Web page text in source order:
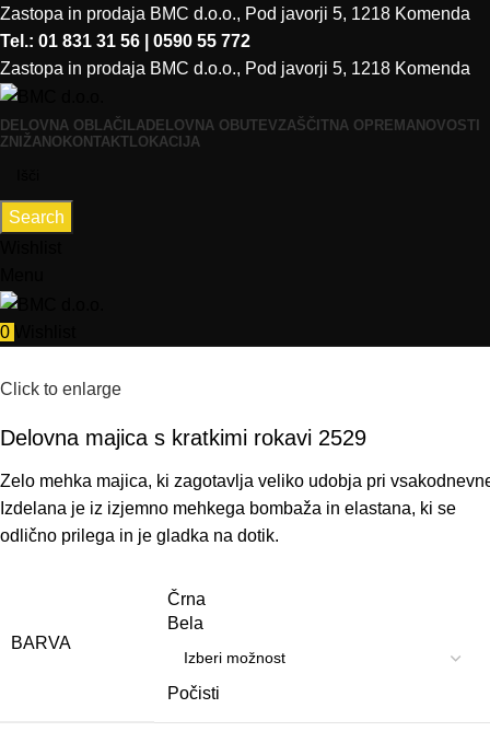
Zastopa in prodaja BMC d.o.o., Pod javorji 5, 1218 Komenda
Tel.: 01 831 31 56 | 0590 55 772
Zastopa in prodaja BMC d.o.o., Pod javorji 5, 1218 Komenda
DELOVNA OBLAČILA DELOVNA OBUTEVZAŠČITNA OPREMA NOVOSTI
ZNIŽANO KONTAKT LOKACIJA
Search
0
Click to enlarge
Delovna majica s kratkimi rokavi 2529
Zelo mehka majica, ki zagotavlja veliko udobja pri
Izdelana je iz izjemno mehkega bombaža in elastana, ki se
odlično prilega in je gladka na dotik.
BARVA
Črna
Bela
Počisti